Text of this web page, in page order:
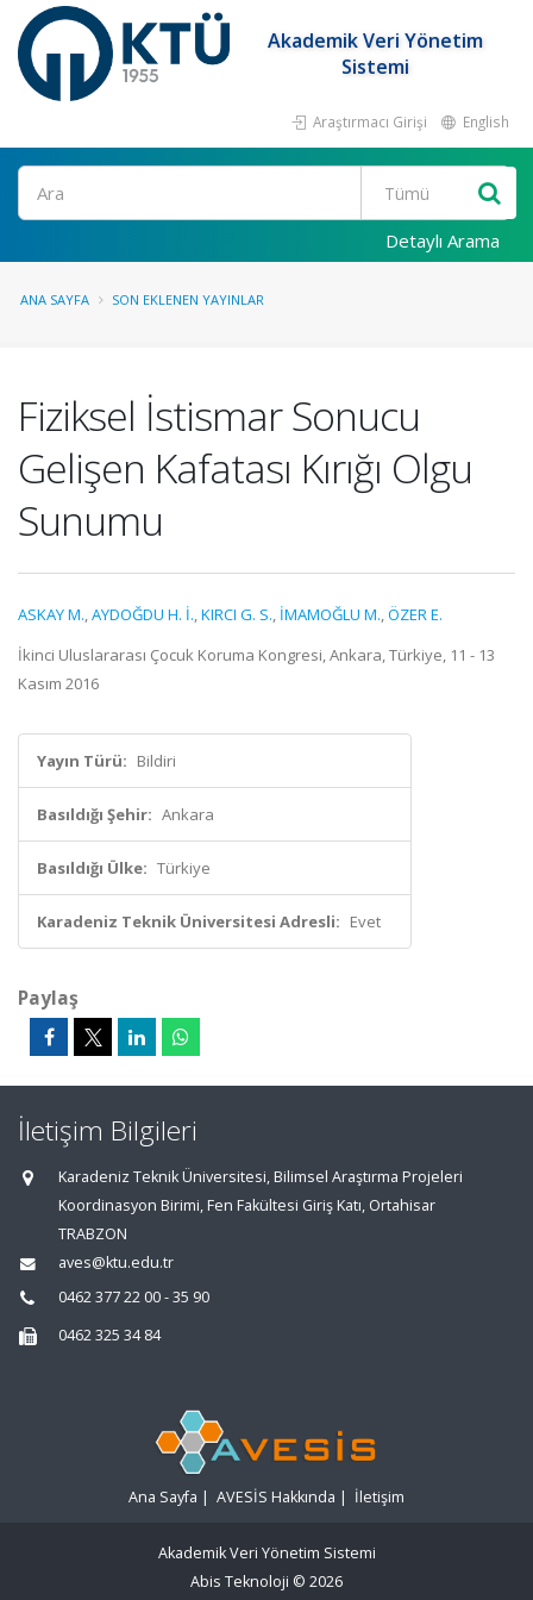
Akademik Veri Yönetim
Sistemi
Araştırmacı Girişi English
Ara
Detaylı Arama
ANA SAYFA SON EKLENEN YAYINLAR
Fiziksel İstismar Sonucu
Gelişen Kafatası Kırığı Olgu
Sunumu
ASKAY M.,AYDOĞDU H. İ.,KIRCI G. S., İMAMOĞLU M.,ÖZER E.
İkinci Uluslararası Çocuk Koruma Kongresi, Ankara, Türkiye, 11 - 13
Kasım 2016
Yayın Türü: Bildiri
Basıldığı Şehir: Ankara
Basıldığı Ülke: Türkiye
Karadeniz Teknik Üniversitesi Adresli: Evet
Paylaş
İletişim Bilgileri
Karadeniz Teknik Üniversitesi, Bilimsel Araştırma Projeleri
Koordinasyon Birimi, Fen Fakültesi Giriş Katı, Ortahisar
TRABZON
aves@ktu.edu.tr
0462 377 22 00 - 35 90
0462 325 34 84
Ana Sayfa | AVESİS Hakkında | İletişim
Akademik Veri Yönetim Sistemi
Abis Teknoloji © 2026